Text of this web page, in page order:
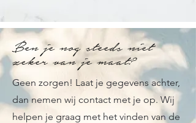
Ben je nog steeds niet
zeker van je maat?
Geen zorgen! Laat je gegevens achter,
dan nemen wij contact met je op. Wij
helpen je graag met het vinden van de